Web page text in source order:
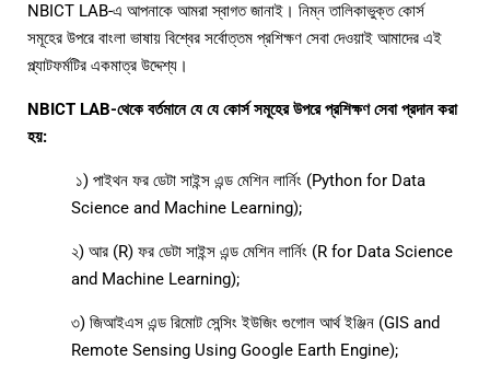
NBICT LAB-এ আপনাকে আমরা স্বাগত জানাই। নিম্ন তালিকাভুক্ত কোর্স
সমূহের উপরে বাংলা ভাষায় বিশ্বের সর্বোত্তম প্রশিক্ষণ সেবা দেওয়াই আমাদের এই
প্ল্যাটফর্মটির একমাত্র উদ্দেশ্য।
NBICT LAB-থেকে বর্তমানে যে যে কোর্স সমূহের উপরে প্রশিক্ষণ সেবা প্রদান করা
হয়:
১) পাইথন ফর ডেটা সাইন্স এন্ড মেশিন লার্নিং (Python for Data
Science and Machine Learning);
২) আর (R) ফর ডেটা সাইন্স এন্ড মেশিন লার্নিং (R for Data Science
and Machine Learning);
৩) জিআইএস এন্ড রিমোট সেন্সিং ইউজিং গুগোল আর্থ ইঞ্জিন (GIS and
Remote Sensing Using Google Earth Engine);